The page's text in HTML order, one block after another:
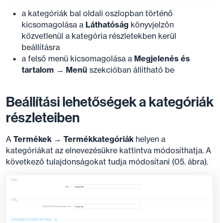
a kategóriák bal oldali oszlopban történő
kicsomagolása a Láthatóság könyvjelzőn
közvetlenül a kategória részletekben kerül
beállításra
a felső menü kicsomagolása a Megjelenés és
tartalom → Menü szekcióban állítható be
Beállítási lehetőségek a kategóriák
részleteiben
A Termékek → Termékkategóriák helyen a
kategóriákat az elnevezésükre kattintva módosíthatja. A
következő tulajdonságokat tudja módosítani (05. ábra).